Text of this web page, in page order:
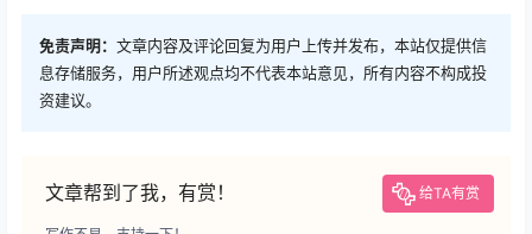
免责声明： 文章内容及评论回复为用户上传并发布，本站仅提供信
息存储服务，用户所述观点均不代表本站意见，所有内容不构成投
资建议。
文章帮到了我，有赏！ 给TA有赏